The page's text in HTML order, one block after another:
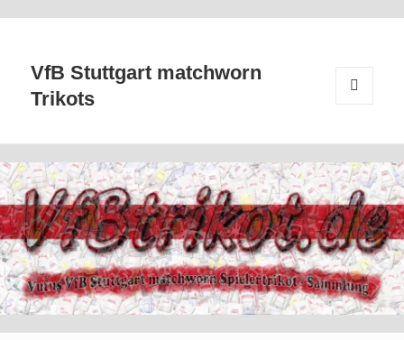
VfB Stuttgart matchworn
Trikots